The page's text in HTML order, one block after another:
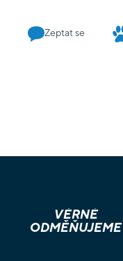
Zeptat se
VĚRNÉ
ODMĚŇUJEME